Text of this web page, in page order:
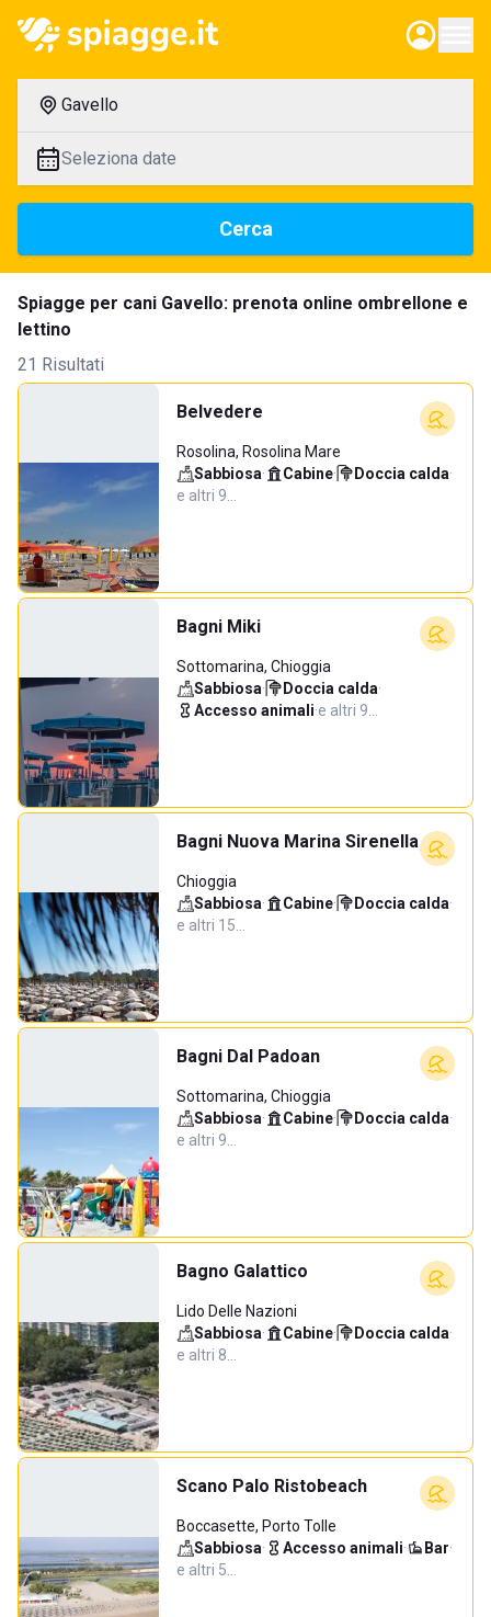
Gavello
Seleziona date
Cerca
Spiagge per cani Gavello: prenota online ombrellone e
lettino
21 Risultati
Belvedere
Rosolina, Rosolina Mare
Sabbiosa· Cabine· Doccia calda·
e altri 9…
Bagni Miki
Sottomarina, Chioggia
Sabbiosa· Doccia calda·
Accesso animali·e altri 9…
Bagni Nuova Marina Sirenella
Chioggia
Sabbiosa· Cabine· Doccia calda·
e altri 15…
Bagni Dal Padoan
Sottomarina, Chioggia
Sabbiosa· Cabine· Doccia calda·
e altri 9…
Bagno Galattico
Lido Delle Nazioni
Sabbiosa· Cabine· Doccia calda·
e altri 8…
Scano Palo Ristobeach
Boccasette, Porto Tolle
Sabbiosa· Accesso animali· Bar·
e altri 5…